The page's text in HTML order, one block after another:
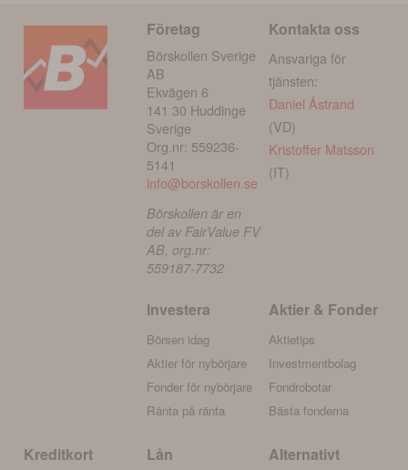
Företag
Börskollen Sverige
AB
Ekvägen 6
141 30 Huddinge
Sverige
Org.nr: 559236-
5141
info@borskollen.se
Börskollen är en
del av FairValue FV
AB, org.nr:
559187-7732
Kontakta oss
Ansvariga för
tjänsten:
Daniel Åstrand
(VD)
Kristoffer Matsson
(IT)
Investera
Börsen idag
Aktier för nybörjare
Fonder för nybörjare
Ränta på ränta
Aktier & Fonder
Aktietips
Investmentbolag
Fondrobotar
Bästa fonderna
Kreditkort Lån Alternativt